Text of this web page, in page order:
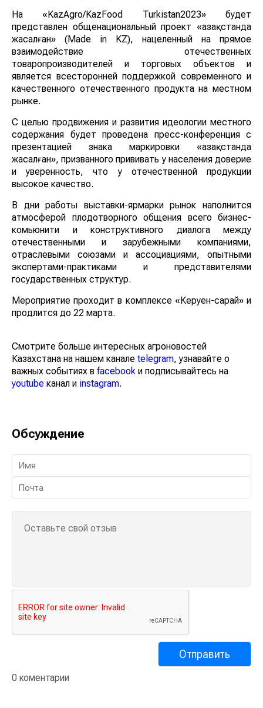
На «KazAgro/KazFood Turkistan2023» будет
представлен общенациональный проект «Қазақстанда
жасалған» (Made in KZ), нацеленный на прямое
взаимодействие отечественных
товаропроизводителей и торговых объектов и
является всесторонней поддержкой современного и
качественного отечественного продукта на местном
рынке.
С целью продвижения и развития идеологии местного
содержания будет проведена пресс-конференция с
презентацией знака маркировки «Қазақстанда
жасалған», призванного прививать у населения доверие
и уверенность, что у отечественной продукции
высокое качество.
В дни работы выставки-ярмарки рынок наполнится
атмосферой плодотворного общения всего бизнес-
комьюнити и конструктивного диалога между
отечественными и зарубежными компаниями,
отраслевыми союзами и ассоциациями, опытными
экспертами-практиками и представителями
государственных структур.
Мероприятие проходит в комплексе «Керуен-сарай» и
продлится до 22 марта.
Смотрите больше интересных агроновостей
Казахстана на нашем канале telegram, узнавайте о
важных событиях в facebook и подписывайтесь на
youtube канал и instagram.
Обсуждение
0 коментарии